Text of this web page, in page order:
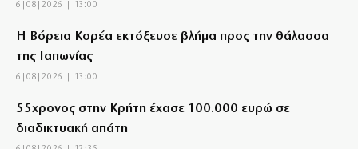
6|08|2026 | 13:00
Η Βόρεια Κορέα εκτόξευσε βλήμα προς την θάλασσα
της Ιαπωνίας
6|08|2026 | 13:00
55χρονος στην Κρήτη έχασε 100.000 ευρώ σε
διαδικτυακή απάτη